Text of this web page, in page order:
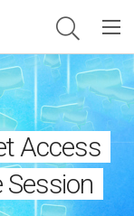
Access
Session